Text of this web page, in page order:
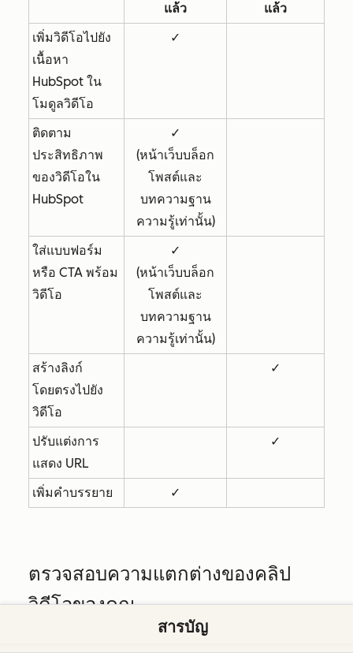
แล้ว
แล้ว
เพิ่มวิดีโอไปยัง
เนื้อหา
HubSpot ใน
โมดูลวิดีโอ
✓
ติดตาม
ประสิทธิภาพ
ของวิดีโอใน
HubSpot
✓
(หน้าเว็บบล็อก
โพสต์และ
บทความฐาน
ความรู้เท่านั้น)
ใส่แบบฟอร์ม
หรือ CTA พร้อม
วิดีโอ
✓
(หน้าเว็บบล็อก
โพสต์และ
บทความฐาน
ความรู้เท่านั้น)
สร้างลิงก์
โดยตรงไปยัง
วิดีโอ
✓
ปรับแต่งการ
แสดง URL
✓
เพิ่มคำบรรยาย ✓
ตรวจสอบความแตกต่างของคลิป
วิดีโอของคุณ
สารบัญ